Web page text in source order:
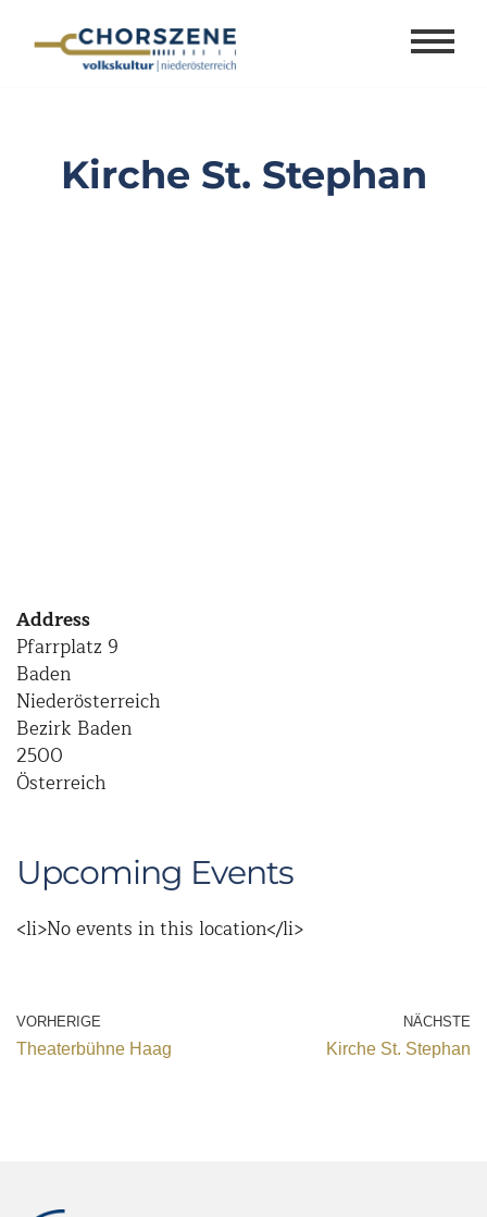
Kirche St. Stephan
Address
Pfarrplatz 9
Baden
Niederösterreich
Bezirk Baden
2500
Österreich
Upcoming Events
<li>No events in this location</li>
VORHERIGE
Theaterbühne Haag
NÄCHSTE
Kirche St. Stephan